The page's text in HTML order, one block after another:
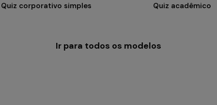
Quiz corporativo simples Quiz acadêmico
Ir para todos os modelos